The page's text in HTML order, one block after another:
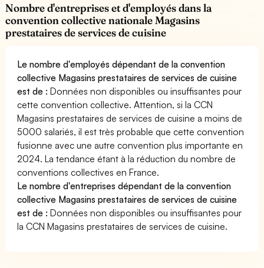
Nombre d'entreprises et d'employés dans la
convention collective nationale Magasins
prestataires de services de cuisine
Le nombre d'employés dépendant de la convention
collective Magasins prestataires de services de cuisine
est de :Données non disponibles ou insuffisantes pour
cette convention collective. Attention, si la CCN
Magasins prestataires de services de cuisine a moins de
5000 salariés, il est très probable que cette convention
fusionne avec une autre convention plus importante en
2024. La tendance étant à la réduction du nombre de
conventions collectives en France.
Le nombre d'entreprises dépendant de la convention
collective Magasins prestataires de services de cuisine
est de :Données non disponibles ou insuffisantes pour
la CCN Magasins prestataires de services de cuisine.